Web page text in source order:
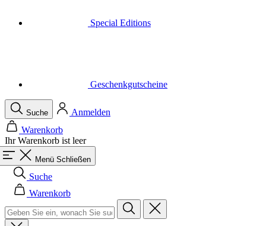
Ihr Warenkorb ist leer
Menü Schließen
Suche
Warenkorb
Herren
Alle in der Kategorie Herren